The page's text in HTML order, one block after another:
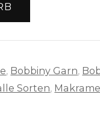
, Bobbiny Garn,
Sorten,